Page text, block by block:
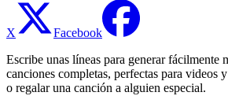
X
Facebook
Escribe unas líneas para generar fácilmente
canciones completas, perfectas para videos
o regalar una canción a alguien especial.